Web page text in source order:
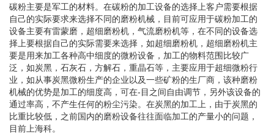
碳粉主要是军工的材料。在碳粉的加工设备的选择上客户需要根据
自己的实际要求来选择不同的磨粉机械，目前可应用于碳粉加工的
设备主要有雷蒙磨，超细磨粉机，气流磨粉机等，在不同的设备选
择上要根据自己的实际需要来选择，如超细磨粉机，超细磨粉机主
要是用来加工各种高中细度的微粉设备，加工的物料范围比较广
泛，如炭黑，石灰石，方解石，重晶石等，主要应用于超细微粉行
业，如从事炭黑微粉生产的企业以及一些矿粉的生厂商，该种磨粉
机械的优势是加工的细度高，可在-目之间自由调节，另外该设备的
通过率高，不产生任何的粉尘污染。在炭黑的加工上，由于炭黑的
比重比较低，之前国内的磨粉设备往往面临加工的产量小的问题，
目前上海科。